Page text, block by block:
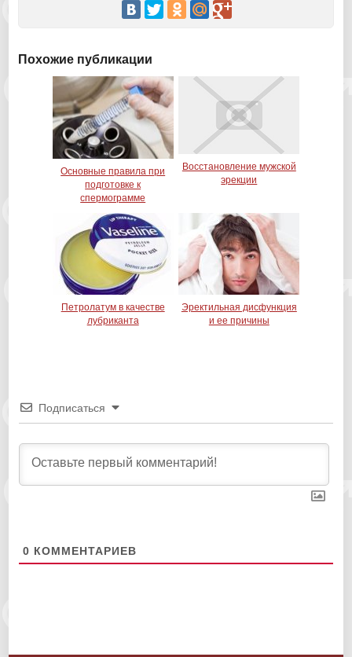
Похожие публикации
Основные правила при
подготовке к
спермограмме
Восстановление мужской
эрекции
Петролатум в качестве
лубриканта
Эректильная дисфункция
и ее причины
Подписаться
0 КОММЕНТАРИЕВ